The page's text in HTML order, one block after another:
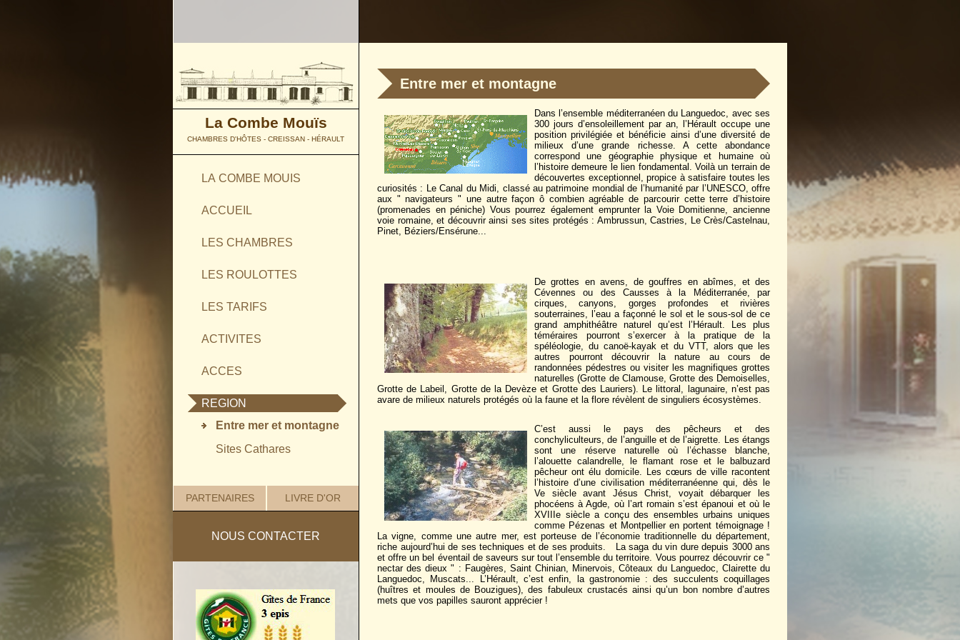
La Combe Mouïs
CHAMBRES D'HÔTES - CREISSAN - HÉRAULT
LA COMBE MOUIS
ACCUEIL
LES CHAMBRES
LES ROULOTTES
LES TARIFS
ACTIVITES
ACCES
REGION
Entre mer et montagne
Sites Cathares
PARTENAIRES LIVRE D'OR
NOUS CONTACTER
Entre mer et montagne
Dans l’ensemble méditerranéen du Languedoc, avec ses
300 jours d’ensoleillement par an, l’Hérault occupe une
position privilégiée et bénéficie ainsi d’une diversité de
milieux d’une grande richesse. A cette abondance
correspond une géographie physique et humaine où
l’histoire demeure le lien fondamental. Voilà un terrain de
découvertes exceptionnel, propice à satisfaire toutes les
curiosités : Le Canal du Midi, classé au patrimoine mondial de l’humanité par l’UNESCO, offre
aux " navigateurs " une autre façon ô combien agréable de parcourir cette terre d’histoire
(promenades en péniche) Vous pourrez également emprunter la Voie Domitienne, ancienne
voie romaine, et découvrir ainsi ses sites protégés : Ambrussun, Castries, Le Crès/Castelnau,
Pinet, Béziers/Ensérune...
De grottes en avens, de gouffres en abîmes, et des
Cévennes ou des Causses à la Méditerranée, par
cirques, canyons, gorges profondes et rivières
souterraines, l’eau a façonné le sol et le sous-sol de ce
grand amphithéâtre naturel qu’est l’Hérault. Les plus
téméraires pourront s’exercer à la pratique de la
spéléologie, du canoë-kayak et du VTT, alors que les
autres pourront découvrir la nature au cours de
randonnées pédestres ou visiter les magnifiques grottes
naturelles (Grotte de Clamouse, Grotte des Demoiselles,
Grotte de Labeil, Grotte de la Devèze et Grotte des Lauriers). Le littoral, lagunaire, n’est pas
avare de milieux naturels protégés où la faune et la flore révèlent de singuliers écosystèmes.
C’est aussi le pays des pêcheurs et des
conchyliculteurs, de l’anguille et de l’aigrette. Les étangs
sont une réserve naturelle où l’échasse blanche,
l’alouette calandrelle, le flamant rose et le balbuzard
pêcheur ont élu domicile. Les cœurs de ville racontent
l’histoire d’une civilisation méditerranéenne qui, dès le
Ve siècle avant Jésus Christ, voyait débarquer les
phocéens à Agde, où l’art romain s’est épanoui et où le
XVIIIe siècle a conçu des ensembles urbains uniques
comme Pézenas et Montpellier en portent témoignage !
La vigne, comme une autre mer, est porteuse de l’économie traditionnelle du département,
riche aujourd’hui de ses techniques et de ses produits. La saga du vin dure depuis 3000 ans
et offre un bel éventail de saveurs sur tout l’ensemble du territoire. Vous pourrez découvrir ce "
nectar des dieux " : Faugères, Saint Chinian, Minervois, Côteaux du Languedoc, Clairette du
Languedoc, Muscats... L’Hérault, c’est enfin, la gastronomie : des succulents coquillages
(huîtres et moules de Bouzigues), des fabuleux crustacés ainsi qu’un bon nombre d’autres
mets que vos papilles sauront apprécier !